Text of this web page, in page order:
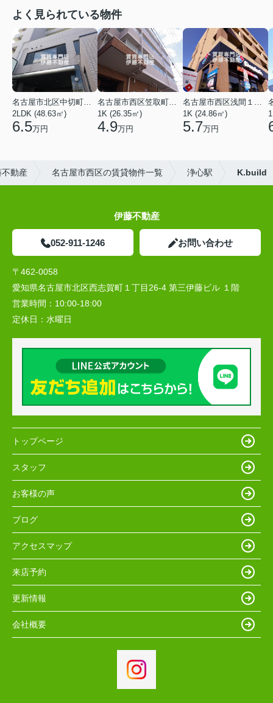
よく見られている物件
2LDK (48.63㎡)
6.5万円
1K (26.35㎡)
4.9万円
1K (24.86㎡)
5.7万円
動産 名古屋市西区の賃貸物件一覧 浄心駅 K.build
伊藤不動産
052-911-1246 お問い合わせ
〒462-0058
愛知県名古屋市北区西志賀町１丁目26-4 第三伊藤ビル １階
営業時間： 10:00‐18:00
定休日： 水曜日
トップページ
スタッフ
お客様の声
ブログ
アクセスマップ
来店予約
更新情報
会社概要